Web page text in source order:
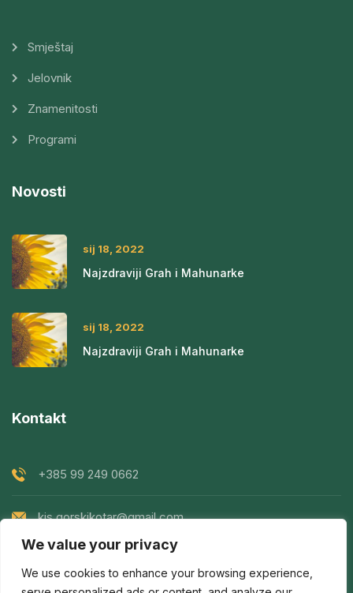
We value your privacy
We use cookies to enhance your browsing experience,
Smještaj
Jelovnik
Znamenitosti
Programi
Novosti
sij 18, 2022
Najzdraviji Grah i Mahunarke
sij 18, 2022
Najzdraviji Grah i Mahunarke
Kontakt
+385 99 249 0662
kis.gorskikotar@gmail.com